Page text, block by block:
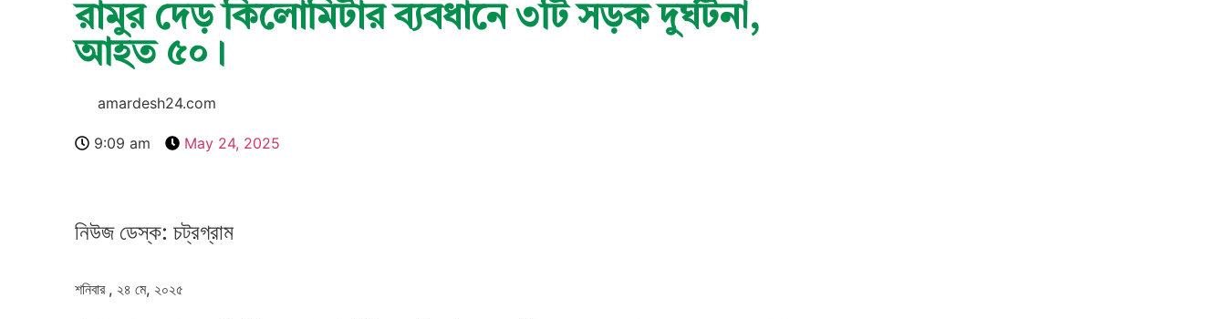
রামুর দেড় কিলোমিটার ব্যবধানে ৩টি সড়ক দুর্ঘটনা,
আহত ৫০।
amardesh24.com
9:09 am May 24, 2025
নিউজ ডেস্ক: চট্রগ্রাম
শনিবার , ২৪ মে, ২০২৫